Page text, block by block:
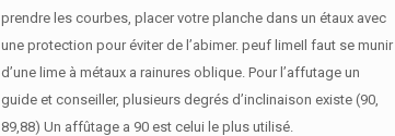
prendre les courbes, placer votre planche dans un étaux avec
une protection pour éviter de l’abimer. peuf limeIl faut se munir
d’une lime à métaux a rainures oblique. Pour l’affutage un
guide et conseiller, plusieurs degrés d’inclinaison existe (90,
89,88) Un affûtage a 90 est celui le plus utilisé.